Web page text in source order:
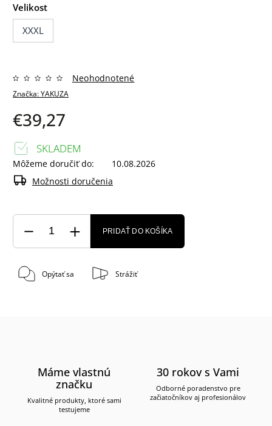
Velikost
XXXL
Značka:YAKUZA
Neohodnotené
€39,27
SKLADEM
Môžeme doručiť do:
10.08.2026
Možnosti doručenia
PRIDAŤ DO KOŠÍKA
Opýtať sa Strážiť
Máme vlastnú
značku
Kvalitné produkty, ktoré sami
testujeme
30 rokov s Vami
Odborné poradenstvo pre
začiatočníkov aj profesionálov